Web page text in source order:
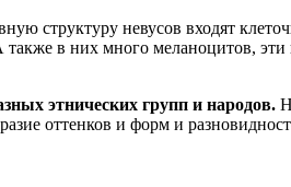
структуру невусов входят
в них много меланоцитов,
этнических групп и народов.
оттенков и форм и